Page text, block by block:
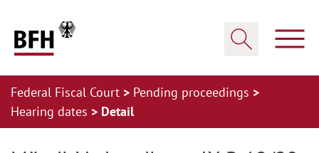
Federal Fiscal Court
Pending proceedings
Hearing dates
Detail